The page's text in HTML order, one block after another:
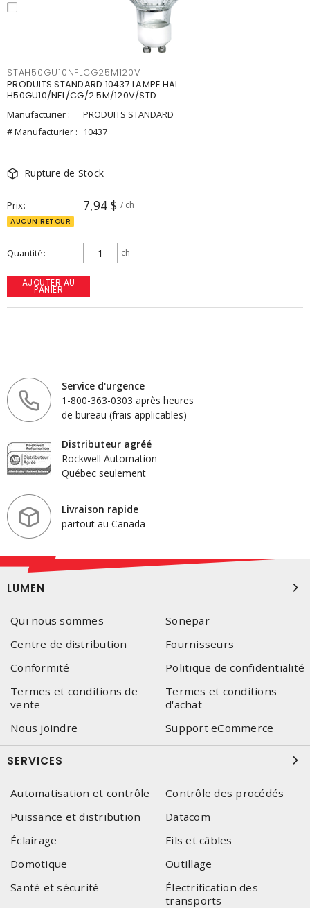
STAH50GU10NFLCG25M120V
PRODUITS STANDARD 10437 LAMPE HAL
H50GU10/NFL/CG/2.5M/120V/STD
Manufacturier :
PRODUITS STANDARD
# Manufacturier : 10437
Rupture de Stock
Prix 7,94 $ / ch
AUCUN RETOUR
Quantité ch
AJOUTER AU
PANIER
Service d'urgence
1-800-363-0303 après heures
de bureau (frais applicables)
Distributeur agréé
Rockwell Automation
Québec seulement
Livraison rapide
partout au Canada
LUMEN
Qui nous sommes
Sonepar
Centre de distribution
Fournisseurs
Conformité
Politique de confidentialité
Termes et conditions de
vente
Termes et conditions
d'achat
Nous joindre
Support eCommerce
SERVICES
Automatisation et contrôle
Contrôle des procédés
Puissance et distribution
Datacom
Éclairage
Fils et câbles
Domotique
Outillage
Santé et sécurité
Électrification des
transports